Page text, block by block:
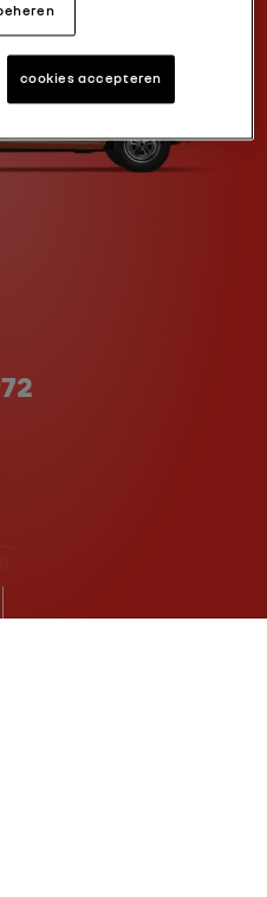
A
cookies accepteren